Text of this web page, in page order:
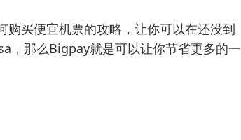
购买便宜机票的攻略 ，让你可以在还没到
，那么Bigpay就是可以让你节省更多的一